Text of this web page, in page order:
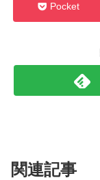
Pocket
関連記事